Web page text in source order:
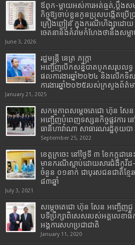
ឪពុក-ម្ដាយអស់ការអត់ធ្មត់,ប្ដឹងសម
កិច្ចឱ្យចាប់ខ្លួនកូនប្រុសបង្កើតប្រើ
គ្រឿងញៀន ក្នុងករណីហិង្សាដោយ
ចេតនានិងគំរាមកំហែងថានឹងសម្ល
June 3, 2026
រដ្ឋមន្រ្តី​ នេត្រ​ ភក្ត្រា​
អញ្ជើញបើកសន្និបាតបូកសរុបលទ្ធ
ផលការងារឆ្នាំ២០២៤ និងលើកទិ
ការងារឆ្នាំ២០២៥របស់​ក្រសួង​ព័ត៌ម
January 21, 2025
សកម្មភាពសម្តេចតេជោ ហ៊ុន សែន
អញ្ជើញបំពេញទស្សនកិច្ចផ្លូវការ នៅ
ធានីហាវ៉ាណា សាធារណរដ្ឋគុយបា
September 25, 2022
ខេត្តក្រចេះ នៅថ្ងៃទី ៣ ខែកក្កដានេះ
មានករណីស្លាប់ដោយសារជំងឺកូវីដ
ចំនួន ០១នាក់ ជាបុរសជនជាតិខ្មែ
៨៣ឆ្នាំ
July 3, 2021
សម្តេចតេជោ ហ៊ុន សែន អញ្ជើញជួ
បទីប្រឹក្សាពិសេសរបស់អគ្គលេខាធិក
អង្គការសហប្រជាជាតិ
January 11, 2020